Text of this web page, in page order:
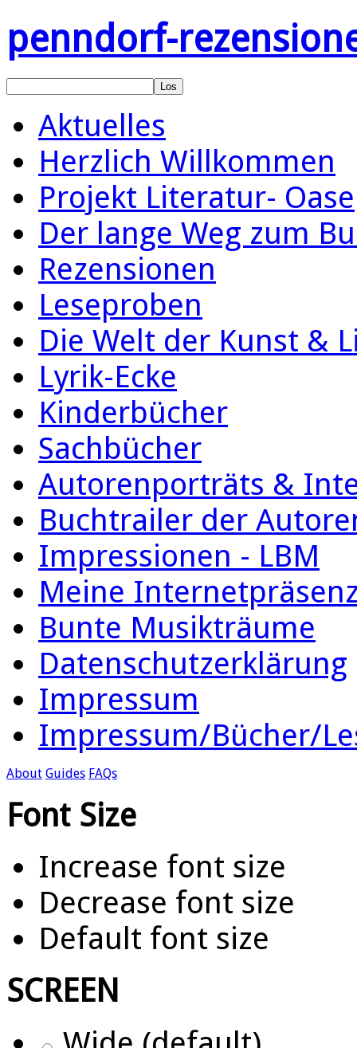
penndorf-
Aktuelles
Herzlich Willkommen
Projekt Literatur- Oase
Der lange Weg zum
Rezensionen
Leseproben
Die Welt der Kunst &
Lyrik-Ecke
Kinderbücher
Sachbücher
Autorenporträts &
Buchtrailer der
Impressionen - LBM
Meine
Bunte Musikträume
Datenschutzerklärung
Impressum
Impressum/Bücher/
About Guides FAQs
Font Size
Increase font size
Decrease font size
Default font size
SCREEN